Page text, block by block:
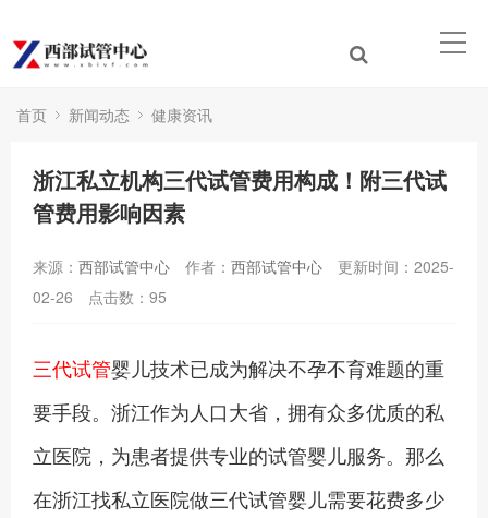
首页 新闻动态 健康资讯
浙江私立机构三代试管费用构成！附三代试
管费用影响因素
来源： 西部试管中心 作者： 西部试管中心
更新时间：2025-
02-26
点击数： 95
三代试管婴儿技术已成为解决不孕不育难题的重
要手段。浙江作为人口大省，拥有众多优质的私
立医院，为患者提供专业的试管婴儿服务。那么
在浙江找私立医院做三代试管婴儿需要花费多少